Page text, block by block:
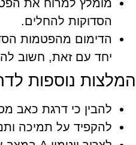
מומלץ למרוח את
הסדוקות להחלים.
הדימום מהפטמות
יחד עם זאת, חשוב
המלצות נוספות
להבין כי דרגת כאב
להקפיד על תמיכה